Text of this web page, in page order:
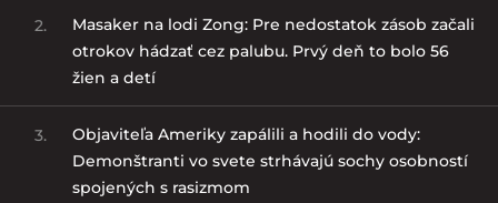
2.
Masaker na lodi Zong: Pre nedostatok zásob začali
otrokov hádzať cez palubu. Prvý deň to bolo 56
žien a detí
3.
Objaviteľa Ameriky zapálili a hodili do vody:
Demonštranti vo svete strhávajú sochy osobností
spojených s rasizmom